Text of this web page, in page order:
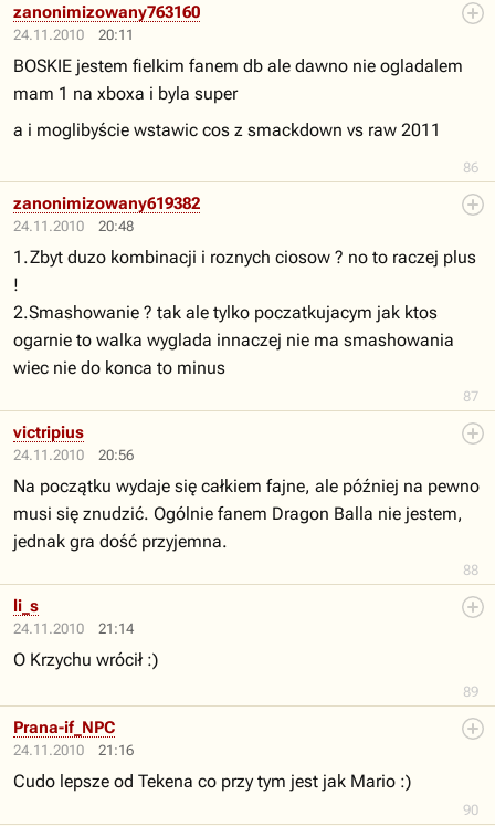
24.11.2010 20:11
86
zanonimizowany763160
BOSKIE jestem fielkim fanem db ale dawno nie ogladalem
mam 1 na xboxa i byla super
a i moglibyście wstawic cos z smackdown vs raw 2011
24.11.2010 20:48
87
zanonimizowany619382
1.Zbyt duzo kombinacji i roznych ciosow ? no to raczej plus
!
2.Smashowanie ? tak ale tylko poczatkujacym jak ktos
ogarnie to walka wyglada innaczej nie ma smashowania
wiec nie do konca to minus
24.11.2010 20:56
88
victripius
Na początku wydaje się całkiem fajne, ale później na pewno
musi się znudzić. Ogólnie fanem Dragon Balla nie jestem,
jednak gra dość przyjemna.
24.11.2010 21:14
89
li_s
O Krzychu wrócił :)
24.11.2010 21:16
90
Prana-if_NPC
Cudo lepsze od Tekena co przy tym jest jak Mario :)